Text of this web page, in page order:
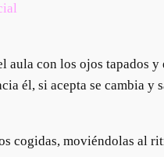
aula con los ojos tapados
él, si acepta se cambia y
cogidas, moviéndolas al